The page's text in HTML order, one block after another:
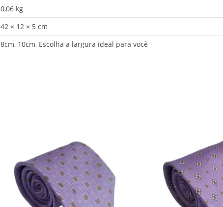
0,06 kg
42 × 12 × 5 cm
8cm, 10cm, Escolha a largura ideal para você